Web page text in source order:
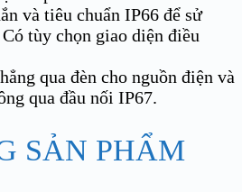
và tiêu chuẩn IP66 để sử
tùy chọn giao diện điều
qua đèn cho nguồn điện và
qua đầu nối IP67.
SẢN PHẨM